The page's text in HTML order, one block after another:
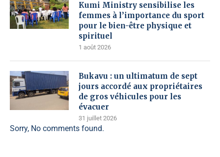
Kumi Ministry sensibilise les
femmes à l’importance du sport
pour le bien-être physique et
spirituel
1 août 2026
Bukavu : un ultimatum de sept
jours accordé aux propriétaires
de gros véhicules pour les
évacuer
31 juillet 2026
Sorry, No comments found.